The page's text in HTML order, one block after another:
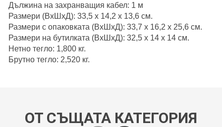
Дължина на захранващия кабел: 1 м
Размери (ВxШxД): 33,5 x 14,2 x 13,6 см.
Размери с опаковката (ВxШxД): 33,7 x 16,2 x 25,6 см.
Размери на бутилката (ВxШxД): 32,5 x 14 x 14 см.
Нетно тегло: 1,800 кг.
Брутно тегло: 2,520 кг.
ОТ СЪЩАТА КАТЕГОРИЯ